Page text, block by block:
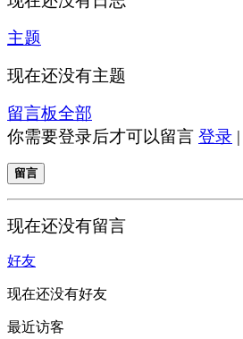
主题
现在还没有主题
留言板全部
你需要登录后才可以留言 登录 |
留言
现在还没有留言
好友
现在还没有好友
最近访客